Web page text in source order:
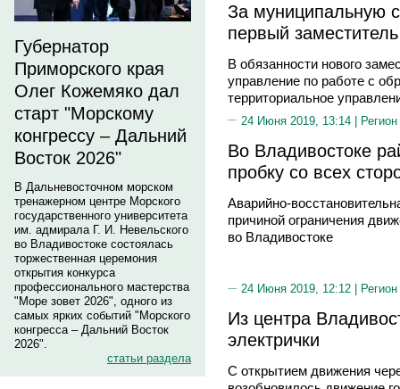
Губернатор
Приморского края
Олег Кожемяко дал
старт "Морскому
конгрессу – Дальний
Восток 2026"
В Дальневосточном морском
тренажерном центре Морского
государственного университета
им. адмирала Г. И. Невельского
во Владивостоке состоялась
торжественная церемония
открытия конкурса
профессионального мастерства
"Море зовет 2026", одного из
самых ярких событий "Морского
конгресса – Дальний Восток
2026".
статьи раздела
За муниципальную
первый
В обязанности нового
управление по работе с
территориальное
24 Июня 2019, 13:14 |
Во Владивостоке
пробку со всех
Аварийно-
причиной ограничения
во Владивостоке
24 Июня 2019, 12:12 |
Из центра
электрички
С открытием движения